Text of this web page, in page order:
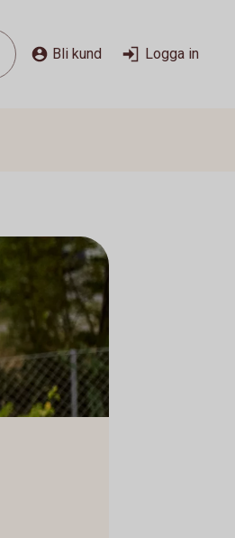
Bli kund Logga in